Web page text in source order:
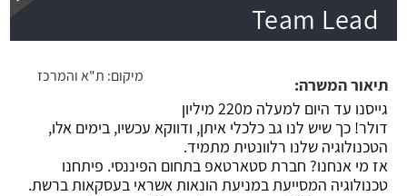
Team Lead
מיקום: ת"א והמרכז
תיאור המשרה:
גייסנו עד היום למעלה מ220 מיליון
דולר! כך שיש לנו גב כלכלי איתן, ודווקא עכשיו, בימים אלו,
הטכנולוגיה שלנו רלוונטית מתמיד.
אז מי אנחנו? חברת סטארטאפ בתחום הפיננסי. פיתחנו
טכנולוגיה המסייעת במניעת הונאות אשראי בעסקאות ברשת.